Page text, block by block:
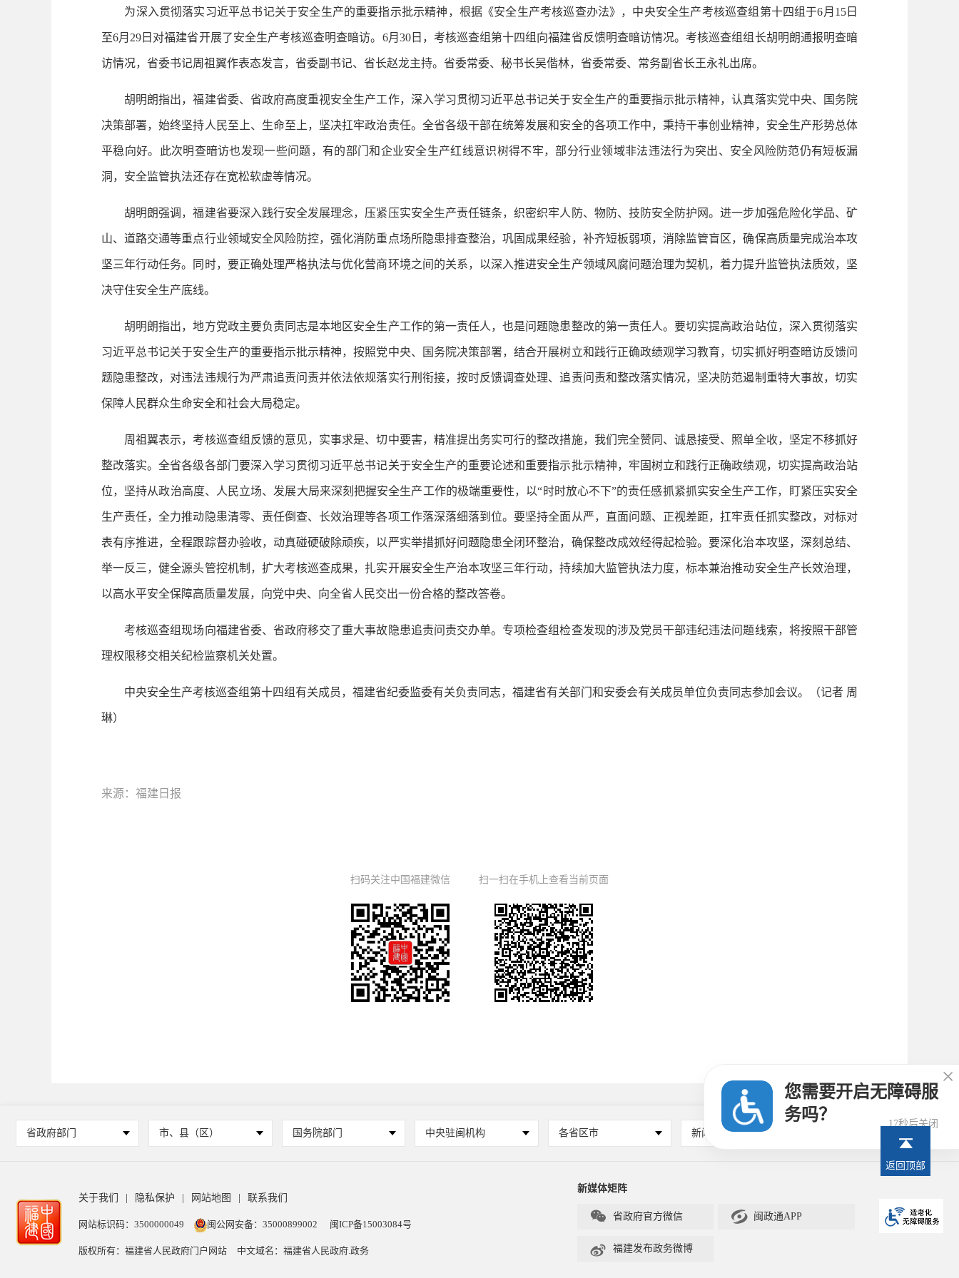
为深入贯彻落实习近平总书记关于安全生产的重要指示批示精神，根据《安全生产考核巡查办法》，中央安全生产考核巡查组第十四组于6月15日
至6月29日对福建省开展了安全生产考核巡查明查暗访。6月30日，考核巡查组第十四组向福建省反馈明查暗访情况。考核巡查组组长胡明朗通报明查暗
访情况，省委书记周祖翼作表态发言，省委副书记、省长赵龙主持。省委常委、秘书长吴偕林，省委常委、常务副省长王永礼出席。
胡明朗指出，福建省委、省政府高度重视安全生产工作，深入学习贯彻习近平总书记关于安全生产的重要指示批示精神，认真落实党中央、国务院
决策部署，始终坚持人民至上、生命至上，坚决扛牢政治责任。全省各级干部在统筹发展和安全的各项工作中，秉持干事创业精神，安全生产形势总体
平稳向好。此次明查暗访也发现一些问题，有的部门和企业安全生产红线意识树得不牢，部分行业领域非法违法行为突出、安全风险防范仍有短板漏
洞，安全监管执法还存在宽松软虚等情况。
胡明朗强调，福建省要深入践行安全发展理念，压紧压实安全生产责任链条，织密织牢人防、物防、技防安全防护网。进一步加强危险化学品、矿
山、道路交通等重点行业领域安全风险防控，强化消防重点场所隐患排查整治，巩固成果经验，补齐短板弱项，消除监管盲区，确保高质量完成治本攻
坚三年行动任务。同时，要正确处理严格执法与优化营商环境之间的关系，以深入推进安全生产领域风腐问题治理为契机，着力提升监管执法质效，坚
决守住安全生产底线。
胡明朗指出，地方党政主要负责同志是本地区安全生产工作的第一责任人，也是问题隐患整改的第一责任人。要切实提高政治站位，深入贯彻落实
习近平总书记关于安全生产的重要指示批示精神，按照党中央、国务院决策部署，结合开展树立和践行正确政绩观学习教育，切实抓好明查暗访反馈问
题隐患整改，对违法违规行为严肃追责问责并依法依规落实行刑衔接，按时反馈调查处理、追责问责和整改落实情况，坚决防范遏制重特大事故，切实
保障人民群众生命安全和社会大局稳定。
周祖翼表示，考核巡查组反馈的意见，实事求是、切中要害，精准提出务实可行的整改措施，我们完全赞同、诚恳接受、照单全收，坚定不移抓好
整改落实。全省各级各部门要深入学习贯彻习近平总书记关于安全生产的重要论述和重要指示批示精神，牢固树立和践行正确政绩观，切实提高政治站
位，坚持从政治高度、人民立场、发展大局来深刻把握安全生产工作的极端重要性，以“时时放心不下”的责任感抓紧抓实安全生产工作，盯紧压实安全
生产责任，全力推动隐患清零、责任倒查、长效治理等各项工作落深落细落到位。要坚持全面从严，直面问题、正视差距，扛牢责任抓实整改，对标对
表有序推进，全程跟踪督办验收，动真碰硬破除顽疾，以严实举措抓好问题隐患全闭环整治，确保整改成效经得起检验。要深化治本攻坚，深刻总结、
举一反三，健全源头管控机制，扩大考核巡查成果，扎实开展安全生产治本攻坚三年行动，持续加大监管执法力度，标本兼治推动安全生产长效治理，
以高水平安全保障高质量发展，向党中央、向全省人民交出一份合格的整改答卷。
考核巡查组现场向福建省委、省政府移交了重大事故隐患追责问责交办单。专项检查组检查发现的涉及党员干部违纪违法问题线索，将按照干部管
理权限移交相关纪检监察机关处置。
中央安全生产考核巡查组第十四组有关成员，福建省纪委监委有关负责同志，福建省有关部门和安委会有关成员单位负责同志参加会议。（记者 周
琳）
来源：福建日报
扫码关注中国福建微信 扫一扫在手机上查看当前页面
省政府部门 市、县（区） 国务院部门 中央驻闽机构 各省区市 新闻媒体
关于我们 隐私保护 网站地图 联系我们
网站标识码：3500000049 闽公网安备：35000899002 闽ICP备15003084号
版权所有：福建省人民政府门户网站 中文域名：福建省人民政府.政务
新媒体矩阵
 省政府官方微信  闽政通APP
 福建发布政务微博
返回顶部
您需要开启无障碍服
务吗？
16秒后关闭
